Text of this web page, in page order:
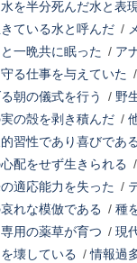
を半分死んだ水と表
ている水と呼んだ /
一晩共に眠った / ア
る仕事を与えていた /
朝の儀式を行う
/ 野
の殻を剥き積んだ /
習性であり喜びであ
配をせず生きられる /
適応能力を失った /
れな模倣である / 種
用の薬草が育つ / 現
壊している /情報過